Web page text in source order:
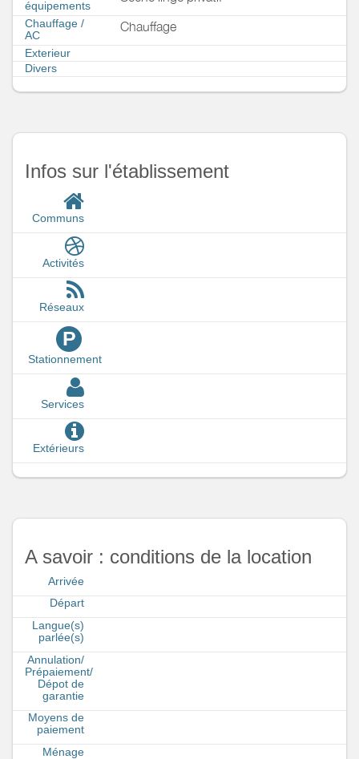
équipements
Chauffage /
AC
Chauffage
Exterieur
Divers
Infos sur l'établissement
Communs
Activités
Réseaux
P
Stationnement
Services
Extérieurs
A savoir : conditions de la location
Arrivée
Départ
Langue(s)
parlée(s)
Annulation/
Prépaiement/
Dépot de
garantie
Moyens de
paiement
Ménage